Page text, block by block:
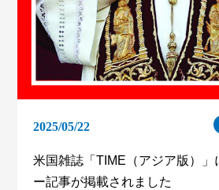
2025/05/22
米国雑誌「TIME（アジア版）」
ー記事が掲載されました